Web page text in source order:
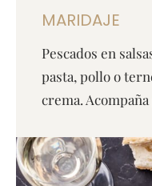
MARIDAJE
Pescados en
pasta, pollo o
crema.